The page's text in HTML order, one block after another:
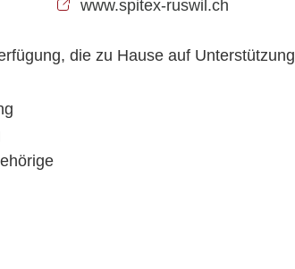
www.spitex-ruswil.ch
die zu Hause auf Unterstützung